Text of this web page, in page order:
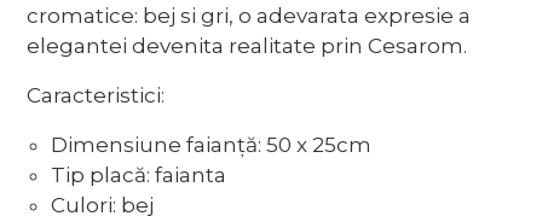
cromatice: bej si gri, o adevarata expresie a
elegantei devenita realitate prin Cesarom.
Caracteristici:
Dimensiune faianță: 50 x 25cm
Tip placă: faianta
Culori: bej